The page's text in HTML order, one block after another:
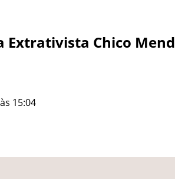
Extrativista Chico
15:04